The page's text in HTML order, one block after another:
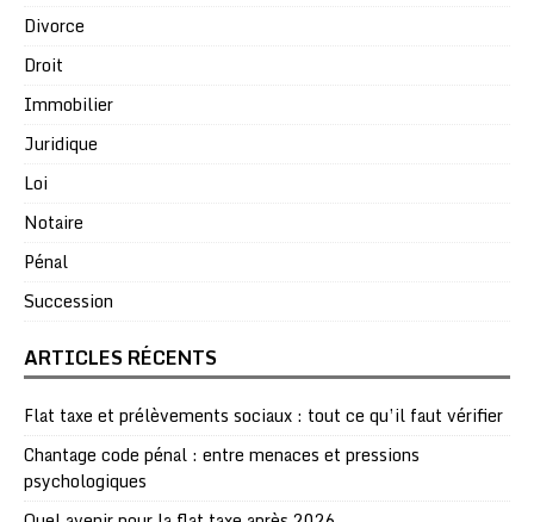
Divorce
Droit
Immobilier
Juridique
Loi
Notaire
Pénal
Succession
ARTICLES RÉCENTS
Flat taxe et prélèvements sociaux : tout ce qu’il faut vérifier
Chantage code pénal : entre menaces et pressions
psychologiques